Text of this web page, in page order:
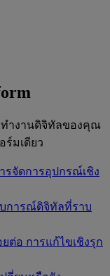
ำงานดิจิทัลของคุณ
ร์มเดียว
รจัดการอุปกรณ์เชิง
การณ์ดิจิทัลที่ราบ
ยต่อ การแก้ไขเชิงรุก